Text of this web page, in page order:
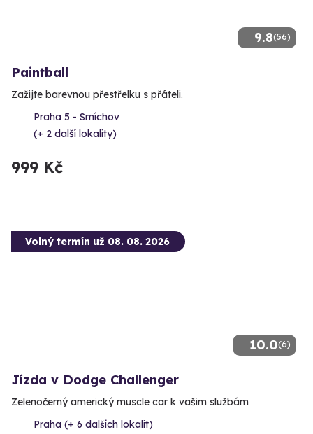
9.8(56)
Paintball
Zažijte barevnou přestřelku s přáteli.
Praha 5 - Smíchov
(+ 2 další lokality)
999 Kč
10.0(6)
Volný termín už 08. 08. 2026
Jízda v Dodge Challenger
Zelenočerný americký muscle car k vašim službám
Praha (+ 6 dalších lokalit)